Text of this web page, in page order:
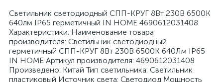
Светильник светодиодный СПП-КРУГ 8Вт 230В 6500К
640лм IP65 герметичный IN HOME 4690612031408
Характеристики: Наименование товара
производителя: Светильник светодиодный
герметичный СПП-КРУГ 8Вт 230В 6500К 640Лм IP65
IN HOME Артикул производителя: 4690612031408
Произведено: Китай Тип светильника: Светильник
пластиковый Источник света: Светодиод Мощность